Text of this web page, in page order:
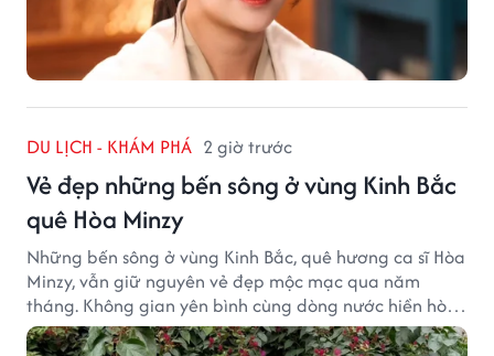
DU LỊCH - KHÁM PHÁ 2 giờ trước
Vẻ đẹp những bến sông ở vùng Kinh Bắc
quê Hòa Minzy
Những bến sông ở vùng Kinh Bắc, quê hương ca sĩ Hòa
Minzy, vẫn giữ nguyên vẻ đẹp mộc mạc qua năm
tháng. Không gian yên bình cùng dòng nước hiền hòa
tạo nên một góc Bắc Ninh rất đáng để khám phá.